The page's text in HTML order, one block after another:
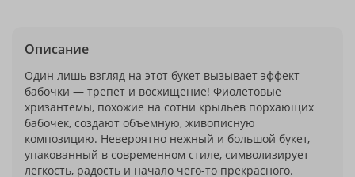
Описание
Один лишь взгляд на этот букет вызывает эффект
бабочки — трепет и восхищение! Фиолетовые
хризантемы, похожие на сотни крыльев порхающих
бабочек, создают объемную, живописную
композицию. Невероятно нежный и большой букет,
упакованный в современном стиле, символизирует
легкость, радость и начало чего-то прекрасного.